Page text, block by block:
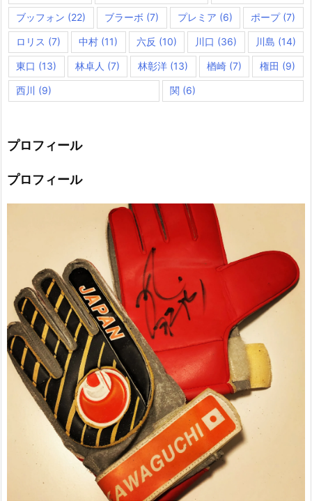
ブッフォン (22) ブラーボ (7) プレミア (6) ポープ(7)
ロリス (7) 中村 (11) 六反 (10) 川口 (36) 川島 (14)
東口 (13) 林卓人 (7) 林彰洋 (13) 楢崎(7) 権田 (9)
西川 (9) 関 (6)
プロフィール
プロフィール